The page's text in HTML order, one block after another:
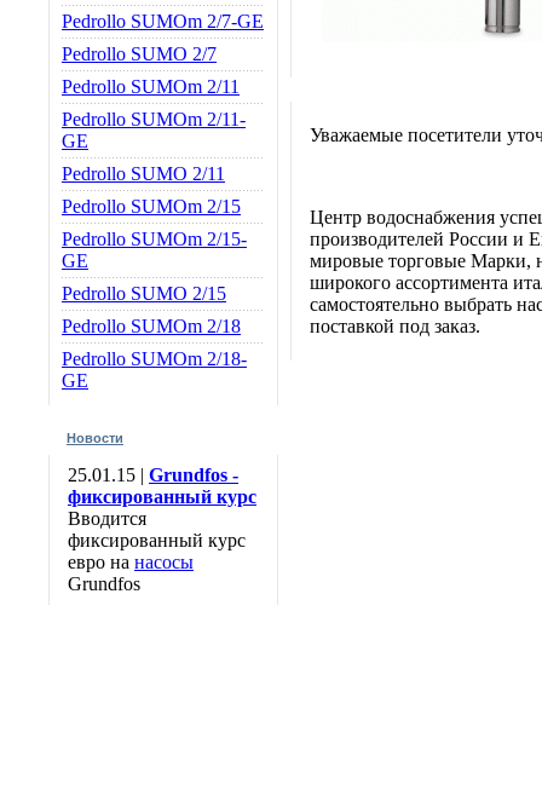
Pedrollo SUMOm 2/7-GE
Pedrollo SUMO 2/7
Pedrollo SUMOm 2/11
Pedrollo SUMOm 2/11-
GE
Pedrollo SUMO 2/11
Pedrollo SUMOm 2/15
Pedrollo SUMOm 2/15-
GE
Pedrollo SUMO 2/15
Pedrollo SUMOm 2/18
Pedrollo SUMOm 2/18-
GE
Новости
25.01.15 | Grundfos -
фиксированный курс
Вводится
фиксированный курс
евро на насосы
Grundfos
Уважаемые посетители
Центр водоснабжения
производителей России и
мировые торговые Марки,
широкого ассортимента
самостоятельно выбрать
поставкой под заказ.